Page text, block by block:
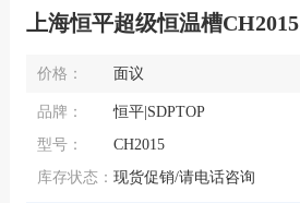
上海恒平超级恒温槽CH2015
价格： 面议
品牌：
恒平|SDPTOP
型号：
CH2015
库存状态： 现货促销/请电话咨询